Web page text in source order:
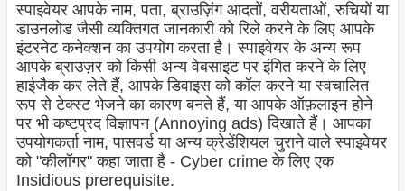
स्पाइवेयर आपके नाम, पता, ब्राउज़िंग आदतों, वरीयताओं, रुचियों या
डाउनलोड जैसी व्यक्तिगत जानकारी को रिले करने के लिए आपके
इंटरनेट कनेक्शन का उपयोग करता है। स्पाइवेयर के अन्य रूप
आपके ब्राउज़र को किसी अन्य वेबसाइट पर इंगित करने के लिए
हाईजैक कर लेते हैं, आपके डिवाइस को कॉल करने या स्वचालित
रूप से टेक्स्ट भेजने का कारण बनते हैं, या आपके ऑफ़लाइन होने
पर भी कष्टप्रद विज्ञापन (Annoying ads) दिखाते हैं। आपका
उपयोगकर्ता नाम, पासवर्ड या अन्य क्रेडेंशियल चुराने वाले स्पाइवेयर
को "कीलॉगर" कहा जाता है - Cyber crime के लिए एक
Insidious prerequisite.